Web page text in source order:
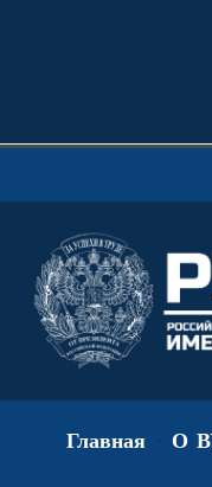
Главная О